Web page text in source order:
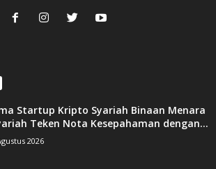
Startup Kripto Syariah Binaan Menara
Teken Nota Kesepahaman dengan...
2026